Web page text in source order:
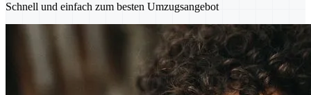
Schnell und einfach zum besten Umzugsangebot